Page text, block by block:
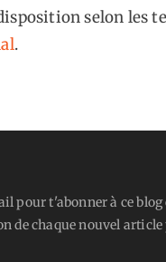
selon les
.
pour t'abonner à ce blog
de chaque nouvel article